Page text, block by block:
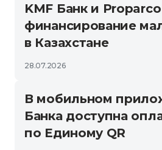
KMF Банк и
финансирование
в Казахстане
28.07.2026
В мобильном
Банка доступна
по Единому QR